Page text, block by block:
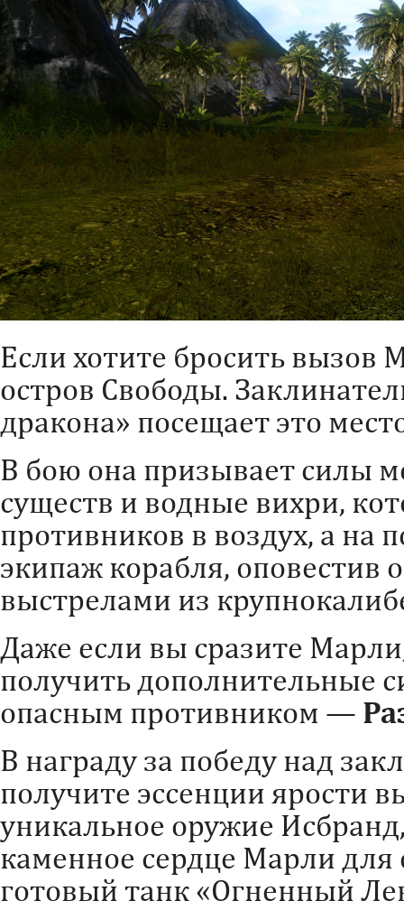
Если хотите бросить вызов
остров Свободы.
дракона» посещает это
В бою она призывает силы
существ и водные вихри,
противников в воздух, а на
экипаж корабля, оповестив
выстрелами из
Даже если вы сразите
получить дополнительные
опасным противником —
В награду за победу над
получите эссенции ярости
уникальное оружие
каменное сердце Марли для
готовый танк «Огненный